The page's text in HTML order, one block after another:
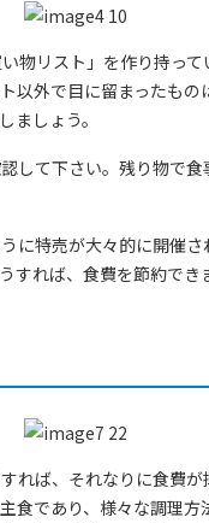
物リスト」を作り持っ
以外で目に留まったも
ましょう。
して下さい。残り物で
に特売が大々的に開催
すれば、食費を節約でき
れば、それなりに食費
食であり、様々な調理